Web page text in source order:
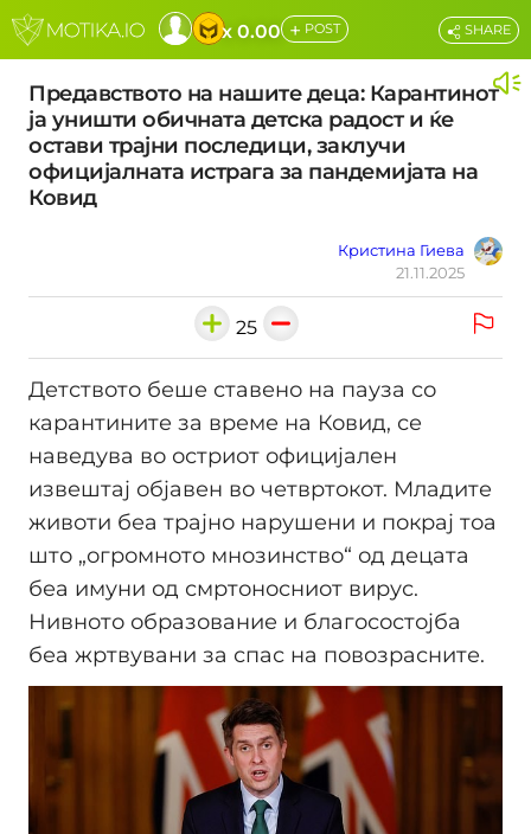
x 0.00 + POST
Предавството на нашите деца: Карантинот
ја уништи обичната детска радост и ќе
остави трајни последици, заклучи
официјалната истрага за пандемијата на
Ковид
Кристина Гиева
21.11.2025
SHARE
25
Детството беше ставено на пауза со
карантините за време на Ковид, се
наведува во остриот официјален
извештај објавен во четвртокот. Младите
животи беа трајно нарушени и покрај тоа
што „огромното мнозинство“ од децата
беа имуни од смртоносниот вирус.
Нивното образование и благосостојба
беа жртвувани за спас на повозрасните.